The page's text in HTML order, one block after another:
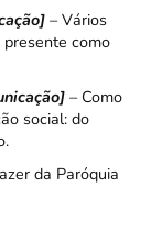
– Vários
como
– Como
social: do
da Paróquia